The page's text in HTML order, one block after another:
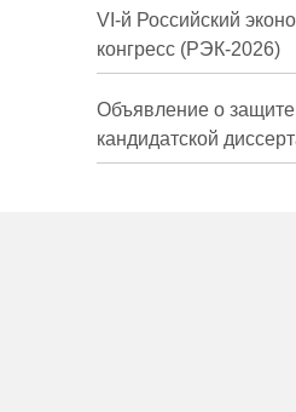
VI-й Российский
конгресс (РЭК-2026)
Объявление о защите
кандидатской
Трындиной Николь